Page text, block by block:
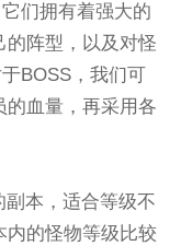
们拥有着强大的
的阵型，以及对怪
BOSS，我们可
的血量，再采用各
本，适合等级不
内的怪物等级比较